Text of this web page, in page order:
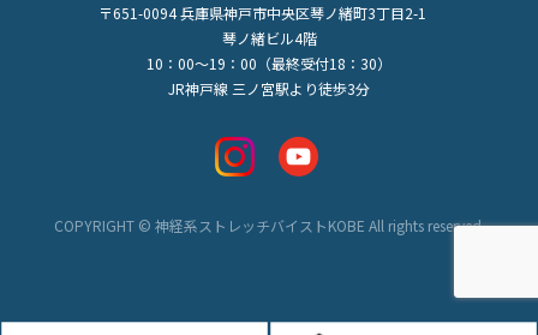
〒651-0094 兵庫県神戸市中央区琴ノ緒町3丁目2-1
琴ノ緒ビル4階
10：00～19：00（最終受付18：30）
JR神戸線 三ノ宮駅より徒歩3分
COPYRIGHT © 神経系ストレッチバイストKOBE All rights reserved.